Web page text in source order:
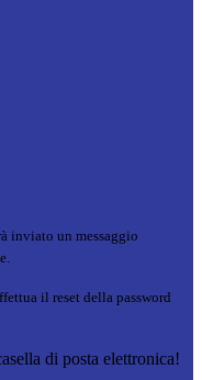
inviato un messaggio
il reset della password
di posta elettronica!